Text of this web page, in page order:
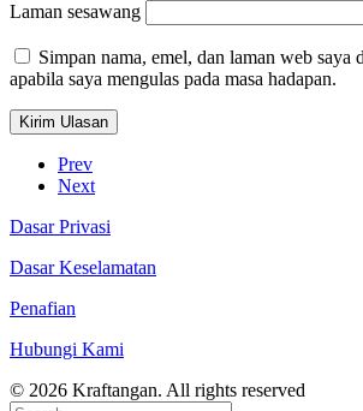
Laman sesawang
Simpan nama, emel, dan laman web saya
apabila saya mengulas pada masa hadapan.
Prev
Next
Dasar Privasi
Dasar Keselamatan
Penafian
Hubungi Kami
© 2026 Kraftangan. All rights reserved